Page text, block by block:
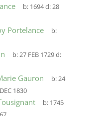
b: 1694d:28
Portelance
b:
b:27 FEB 1729d:
Gauron b:24
1830
b: 1745